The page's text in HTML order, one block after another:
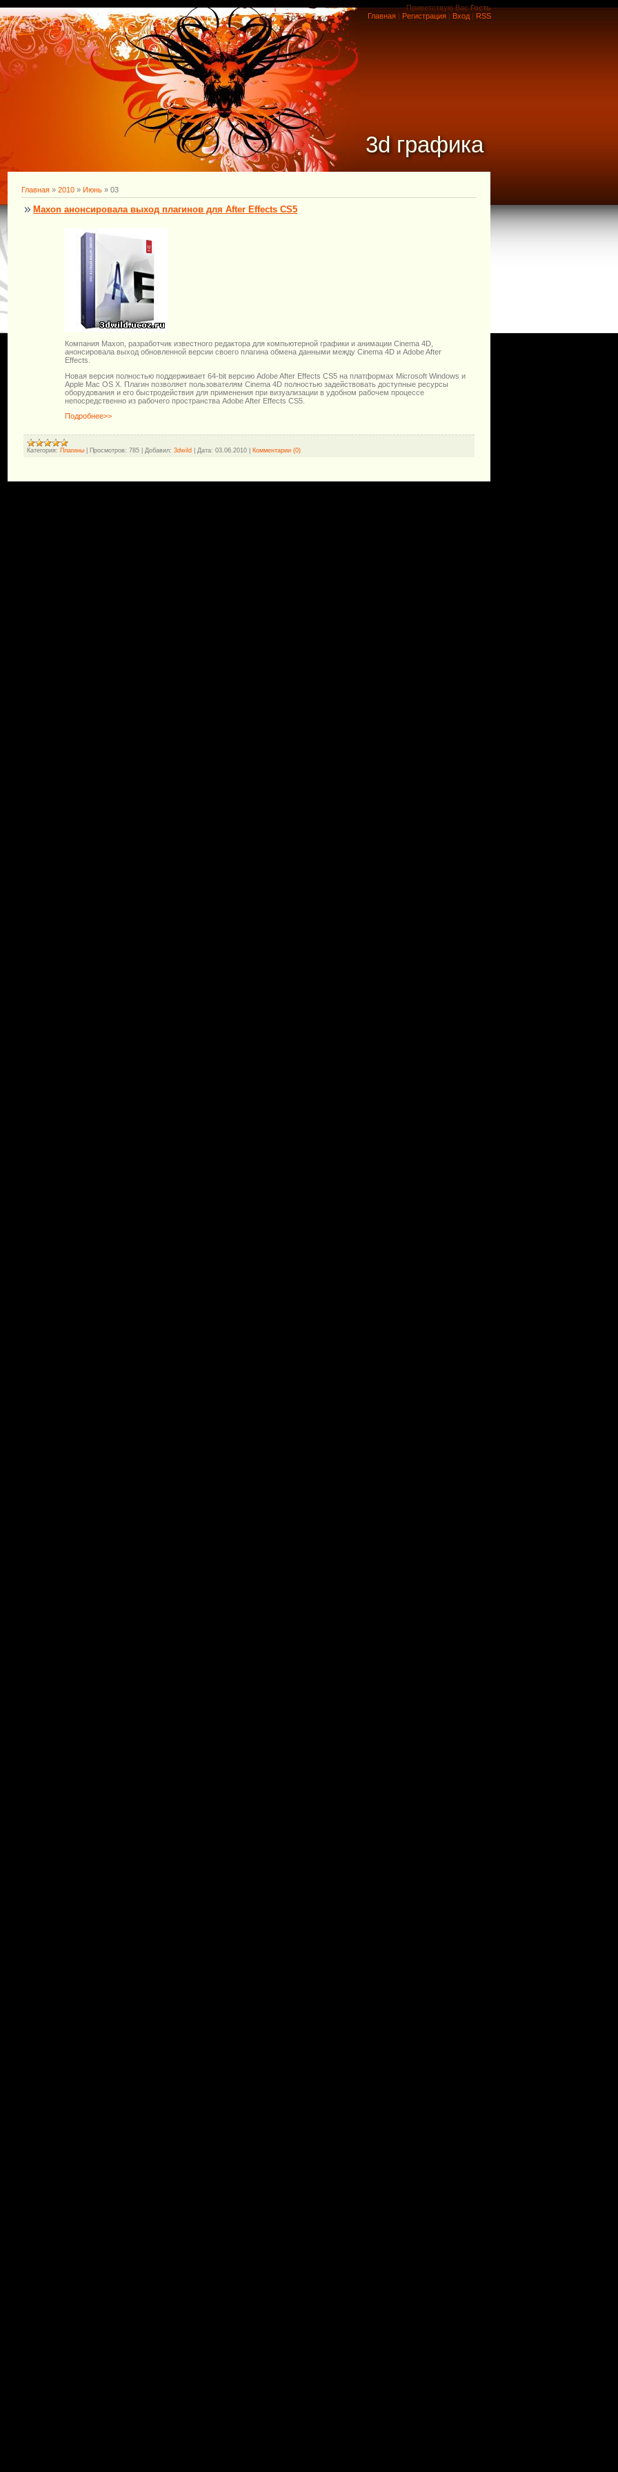
Приветствую Вас Гость
Главная | Регистрация | Вход | RSS
3d графика
Главная » 2010 » Июнь » 03
Maxon анонсировала выход плагинов для After Effects CS5
Компания Maxon, разработчик известного редактора для компьютерной графики и анимации Cinema 4D,
анонсировала выход обновленной версии своего плагина обмена данными между Cinema 4D и Adobe After
Effects.
Новая версия полностью поддерживает 64-bit версию Adobe After Effects CS5 на платформах Microsoft Windows и
Apple Mac OS X. Плагин позволяет пользователям Cinema 4D полностью задействовать доступные ресурсы
оборудования и его быстродействия для применения при визуализации в удобном рабочем процессе
непосредственно из рабочего пространства Adobe After Effects CS5.
Подробнее>>
Категория: Плагины Просмотров: 785 Добавил: 3dwild Дата: 03.06.2010 Комментарии (0)